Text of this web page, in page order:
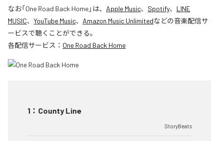
なお「One Road Back Home」は、 Apple Music、 Spotify、 LINE
MUSIC、 YouTube Music、 Amazon Music Unlimitedなどの音楽配信サ
ービスで聴くことができる。
各配信サービス： One Road Back Home
1 ： County Line
StoryBeats